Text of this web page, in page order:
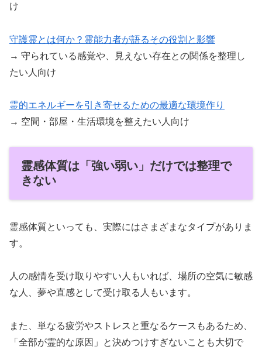
け
守護霊とは何か？霊能力者が語るその役割と影響
→ 守られている感覚や、見えない存在との関係を整理し
たい人向け
霊的エネルギーを引き寄せるための最適な環境作り
→ 空間・部屋・生活環境を整えたい人向け
霊感体質は「強い弱い」だけでは整理で
きない
霊感体質といっても、実際にはさまざまなタイプがありま
す。
人の感情を受け取りやすい人もいれば、場所の空気に敏感
な人、夢や直感として受け取る人もいます。
また、単なる疲労やストレスと重なるケースもあるため、
「全部が霊的な原因」と決めつけすぎないことも大切で